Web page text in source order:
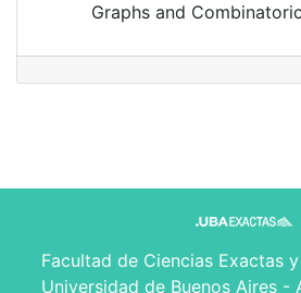
Graphs and
Facultad de Ciencias Exactas
Universidad de Buenos Aires -